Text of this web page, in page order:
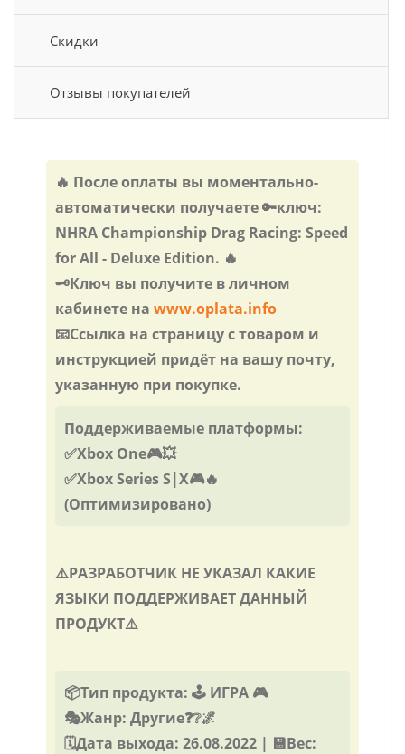
Скидки
Отзывы покупателей
🔥 После оплаты вы моментально-
автоматически получаете 🔑ключ:
NHRA Championship Drag Racing: Speed
for All - Deluxe Edition. 🔥
🗝️Ключ вы получите в личном
кабинете на www.oplata.info
📧Ссылка на страницу с товаром и
инструкцией придёт на вашу почту,
указанную при покупке.
Поддерживаемые платформы:
✅Xbox One🎮💥
✅Xbox Series S|X🎮🔥
(Оптимизировано)
⚠️РАЗРАБОТЧИК НЕ УКАЗАЛ КАКИЕ
ЯЗЫКИ ПОДДЕРЖИВАЕТ ДАННЫЙ
ПРОДУКТ⚠️
📦Тип продукта: 🕹️ ИГРА 🎮
🎭Жанр: Другие❓❔🌌
🗓️Дата выхода: 26.08.2022 | 💾Вес: